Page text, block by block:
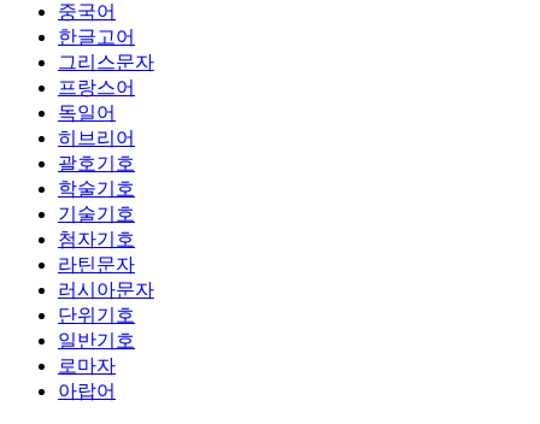
중국어
한글고어
그리스문자
프랑스어
독일어
히브리어
괄호기호
학술기호
기술기호
첨자기호
라틴문자
러시아문자
단위기호
일반기호
로마자
아랍어